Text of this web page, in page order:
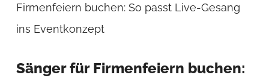
Firmenfeiern buchen: So passt Live-Gesang
ins Eventkonzept
Sänger für Firmenfeiern buchen: